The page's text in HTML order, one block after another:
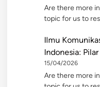
Are there more
topic for us to
Ilmu
Indonesia:
15/04/2026
Are there more